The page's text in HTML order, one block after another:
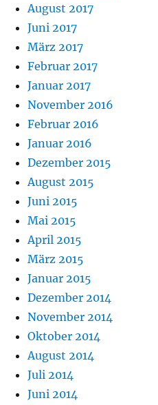
August 2017
Juni 2017
März 2017
Februar 2017
Januar 2017
November 2016
Februar 2016
Januar 2016
Dezember 2015
August 2015
Juni 2015
Mai 2015
April 2015
März 2015
Januar 2015
Dezember 2014
November 2014
Oktober 2014
August 2014
Juli 2014
Juni 2014